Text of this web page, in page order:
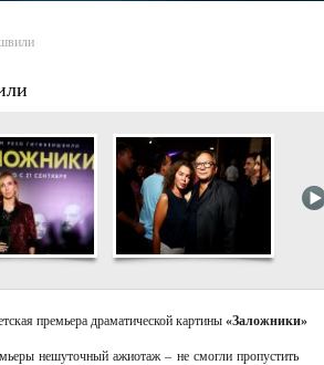
премьера драматической картины «Заложники»
нешуточный ажиотаж – не смогли пропустить